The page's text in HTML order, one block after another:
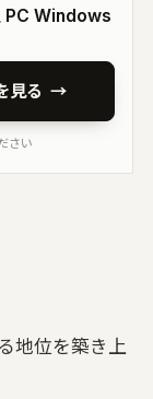
PC Windows
見る →
さい
地位を築き上